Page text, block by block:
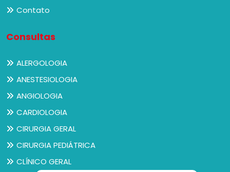
Contato
Consultas
ALERGOLOGIA
ANESTESIOLOGIA
ANGIOLOGIA
CARDIOLOGIA
CIRURGIA GERAL
CIRURGIA PEDIÁTRICA
CLÍNICO GERAL